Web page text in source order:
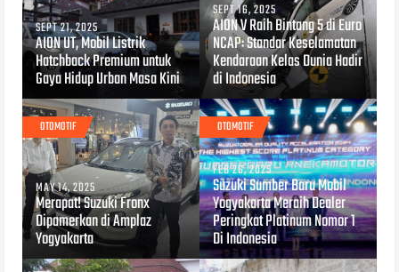
SEPT 21, 2025
AION UT, Mobil Listrik
Hatchback Premium untuk
Gaya Hidup Urban Masa Kini
SEPT 16, 2025
AION V Raih Bintang 5 di Euro
NCAP: Standar Keselamatan
Kendaraan Kelas Dunia Hadir
di Indonesia
OTOMOTIF
MAY 14, 2025
Merapat! Suzuki Fronx
Dipamerkan di Amplaz
Yogyakarta
OTOMOTIF
FEB 26, 2025
Suzuki Sumber Baru Mobil
Yogyakarta Meraih Dealer
Peringkat Platinum Nomor 1
Di Indonesia